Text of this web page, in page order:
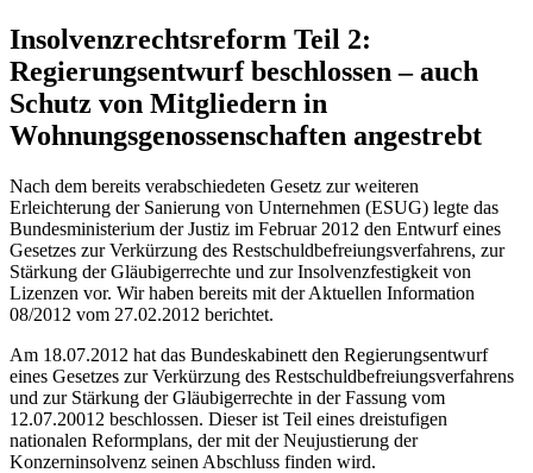
Insolvenzrechtsreform Teil 2:
Regierungsentwurf beschlossen – auch
Schutz von Mitgliedern in
Wohnungsgenossenschaften angestrebt
Nach dem bereits verabschiedeten Gesetz zur weiteren
Erleichterung der Sanierung von Unternehmen (ESUG) legte das
Bundesministerium der Justiz im Februar 2012 den Entwurf eines
Gesetzes zur Verkürzung des Restschuldbefreiungsverfahrens, zur
Stärkung der Gläubigerrechte und zur Insolvenzfestigkeit von
Lizenzen vor. Wir haben bereits mit der Aktuellen Information
08/2012 vom 27.02.2012 berichtet.
Am 18.07.2012 hat das Bundeskabinett den Regierungsentwurf
eines Gesetzes zur Verkürzung des Restschuldbefreiungsverfahrens
und zur Stärkung der Gläubigerrechte in der Fassung vom
12.07.20012 beschlossen. Dieser ist Teil eines dreistufigen
nationalen Reformplans, der mit der Neujustierung der
Konzerninsolvenz seinen Abschluss finden wird.